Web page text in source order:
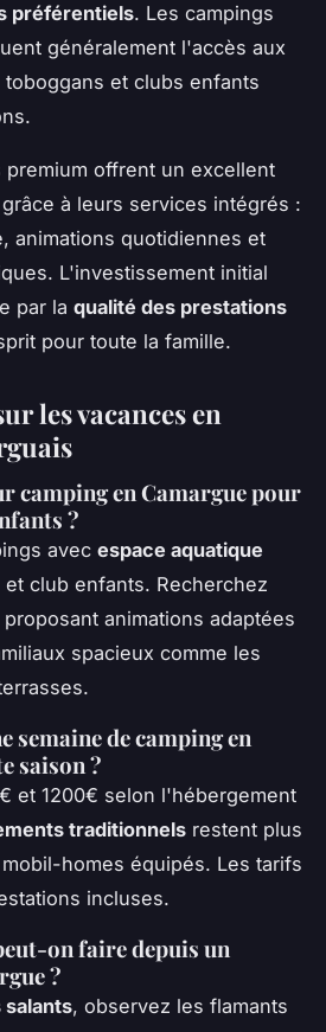
préférentiels. Les campings
généralement l'accès aux
et clubs enfants
premium offrent un excellent
à leurs services intégrés :
animations quotidiennes et
L'investissement initial
par la qualité des prestations
pour toute la famille.
les vacances en
camping en Camargue pour
?
avec espace aquatique
et club enfants. Recherchez
animations adaptées
spacieux comme les
semaine de camping en
saison ?
et 1200€ selon l'hébergement
traditionnels restent plus
homes équipés. Les tarifs
incluses.
on faire depuis un
?
salants, observez les flamants